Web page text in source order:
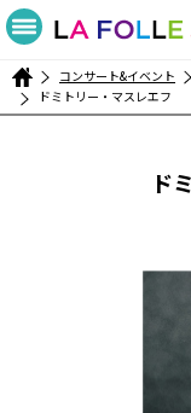
コンサート&イベント
ドミトリー・マスレエフ
ド